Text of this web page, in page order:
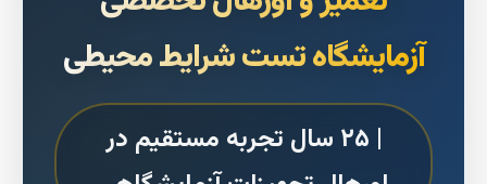
آزمایشگاه تست شرایط محیطی
| ۲۵ سال تجربه مستقیم در